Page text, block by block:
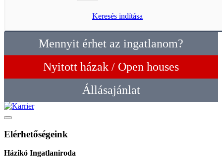
Keresés indítása
Mennyit érhet az ingatlanom?
Nyitott házak / Open houses
Állásajánlat
Elérhetőségeink
Házikó Ingatlaniroda